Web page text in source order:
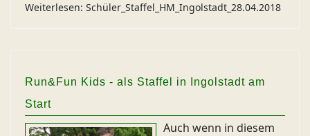
Weiterlesen: Schüler_Staffel_HM_Ingolstadt_28.04.2018
Run&Fun Kids - als Staffel in Ingolstadt am
Start
Auch wenn in diesem